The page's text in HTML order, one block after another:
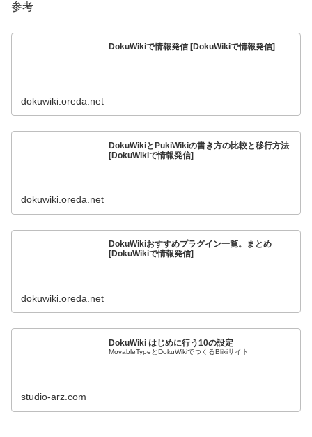
参考
DokuWikiで情報発信 [DokuWikiで情報発信]
dokuwiki.oreda.net
DokuWikiとPukiWikiの書き方の比較と移行方法
[DokuWikiで情報発信]
dokuwiki.oreda.net
DokuWikiおすすめプラグイン一覧。まとめ
[DokuWikiで情報発信]
dokuwiki.oreda.net
DokuWiki はじめに行う10の設定
MovableTypeとDokuWikiでつくるBlikiサイト
studio-arz.com